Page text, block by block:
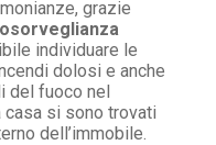
grazie
individuare le
dolosi e anche
del fuoco nel
casa si sono trovati
dell’immobile.